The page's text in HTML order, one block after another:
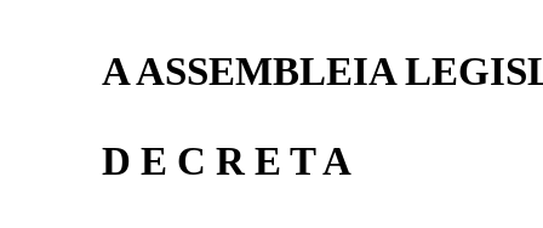
A ASSEMBLEIA
D E C R E T A